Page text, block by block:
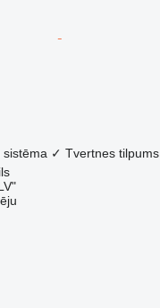
sistēma ✓ Tvertnes tilpums